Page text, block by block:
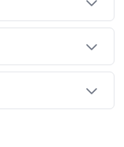
juiste adres!